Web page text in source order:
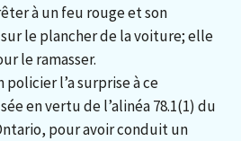
à un feu rouge et son
le plancher de la voiture; elle
le ramasser.
l’a surprise à ce
en vertu de l’alinéa 78.1(1) du
pour avoir conduit un